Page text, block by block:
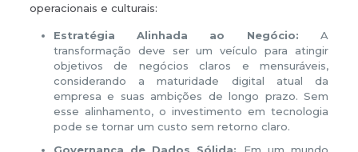
operacionais e culturais:
Estratégia Alinhada ao Negócio: A
transformação deve ser um veículo para atingir
objetivos de negócios claros e mensuráveis,
considerando a maturidade digital atual da
empresa e suas ambições de longo prazo. Sem
esse alinhamento, o investimento em tecnologia
pode se tornar um custo sem retorno claro.